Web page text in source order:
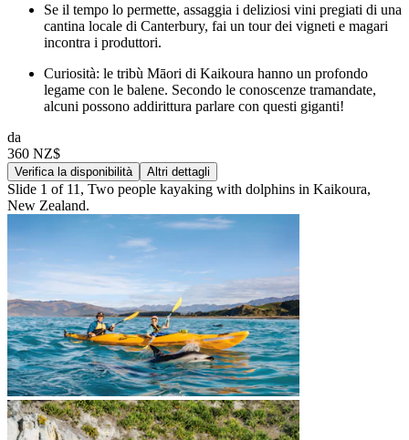
Se il tempo lo permette, assaggia i deliziosi vini pregiati di una
cantina locale di Canterbury, fai un tour dei vigneti e magari
incontra i produttori.
Curiosità: le tribù Māori di Kaikoura hanno un profondo
legame con le balene. Secondo le conoscenze tramandate,
alcuni possono addirittura parlare con questi giganti!
da
360 NZ$
Verifica la disponibilità Altri dettagli
Slide 1 of 11, Two people kayaking with dolphins in Kaikoura,
New Zealand.